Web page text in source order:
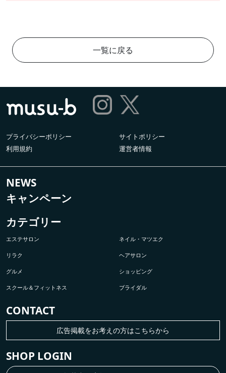
一覧に戻る
プライバシーポリシー
サイトポリシー
利用規約
運営者情報
NEWS
キャンペーン
カテゴリー
エステサロン ネイル・マツエク
リラク ヘアサロン
グルメ ショッピング
スクール＆フィットネス ブライダル
SHOP LOGIN
CONTACT
広告掲載をお考えの方はこちらから